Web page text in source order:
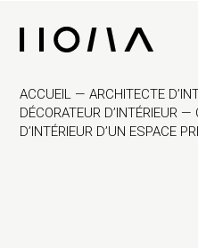
ACCUEIL —ARCHITECTE
DÉCORATEUR D’INTÉRIEUR —
D’INTÉRIEUR D’UN ESPACE